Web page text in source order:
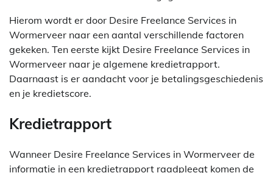
Hierom wordt er door Desire Freelance Services in
Wormerveer naar een aantal verschillende factoren
gekeken. Ten eerste kijkt Desire Freelance Services in
Wormerveer naar je algemene kredietrapport.
Daarnaast is er aandacht voor je betalingsgeschiedenis
en je kredietscore.
Kredietrapport
Wanneer Desire Freelance Services in Wormerveer de
informatie in een kredietrapport raadpleegt komen de